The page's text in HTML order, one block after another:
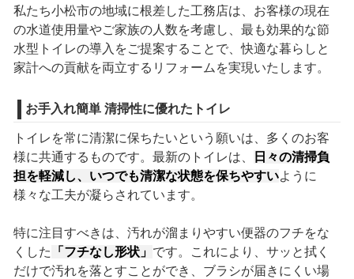
私たち小松市の地域に根差した工務店は、お客様の現在
の水道使用量やご家族の人数を考慮し、最も効果的な節
水型トイレの導入をご提案することで、快適な暮らしと
家計への貢献を両立するリフォームを実現いたします。
お手入れ簡単 清掃性に優れたトイレ
トイレを常に清潔に保ちたいという願いは、多くのお客
様に共通するものです。最新のトイレは、
日々の清掃負
担を軽減し、いつでも清潔な状態を保ちやすいように
様々な工夫が凝らされています。
特に注目すべきは、汚れが溜まりやすい便器のフチをな
くした
「フチなし形状」 です。これにより、サッと拭く
だけで汚れを落とすことができ、ブラシが届きにくい場